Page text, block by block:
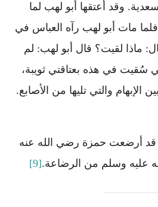
وقد أعتقها أبو لهب لما
فلما مات أبو لهب رآه العباس في
ماذا لقيت؟ قال أبو لهب: لم
سُقيت في هذه بعتاقتي ثويبة،
الإبهام والتي تليها من الأصابع.
قد أرضعت حمزة رضي الله عنه
عليه وسلم من الرضاعة.[9]